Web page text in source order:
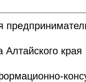
Алтайского края